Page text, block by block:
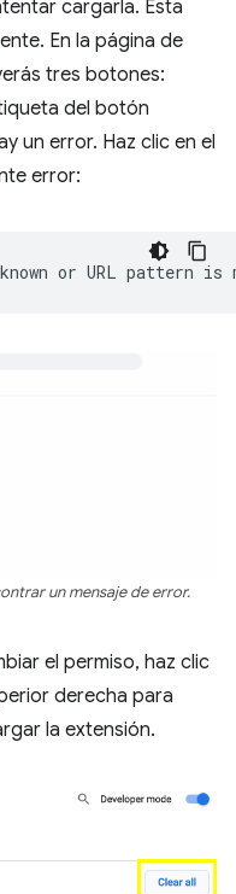
cargarla. Esta
En la página de
tres botones:
del botón
un error. Haz clic en el
error:
or URL pattern is
un mensaje de error.
el permiso, haz clic
derecha para
la extensión.